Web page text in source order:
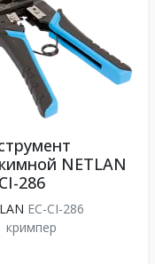
NETLAN
286
EC-CI-286
кримпер